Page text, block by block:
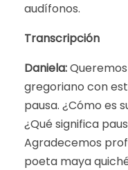
audífonos.
Transcripción
Daniela:
gregoriano con
pausa. ¿Cómo es
¿Qué significa
Agradecemos
poeta maya